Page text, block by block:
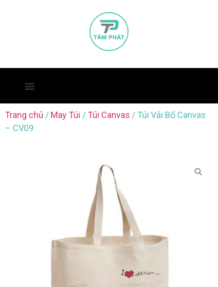
Trang chủ / May Túi / Túi Canvas / Túi Vải Bố Canvas
– CV09